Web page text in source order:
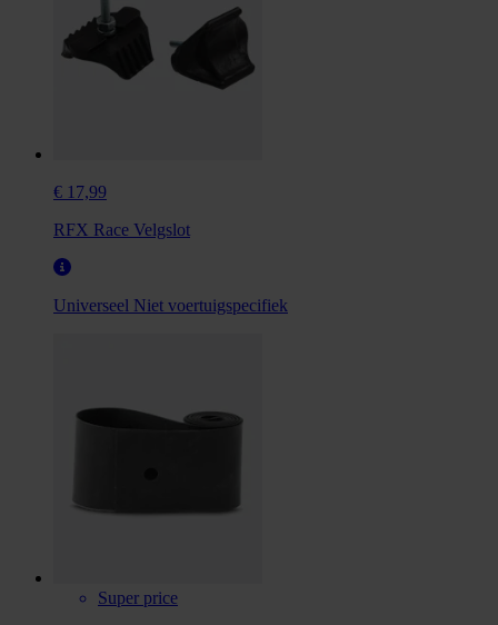
€ 17,99
RFX Race Velgslot
Universeel Niet voertuigspecifiek
Super price